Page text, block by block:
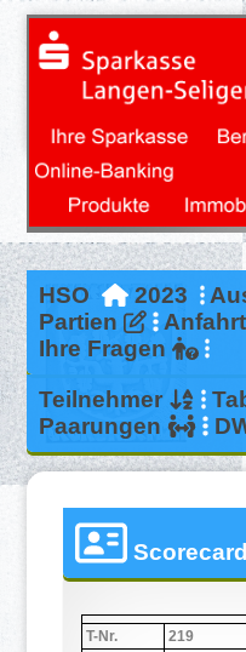
HSO 2023
Partien
Anfahrt
Ihre Fragen
Teilnehmer
Paarungen
Scorecard
T-Nr.
219